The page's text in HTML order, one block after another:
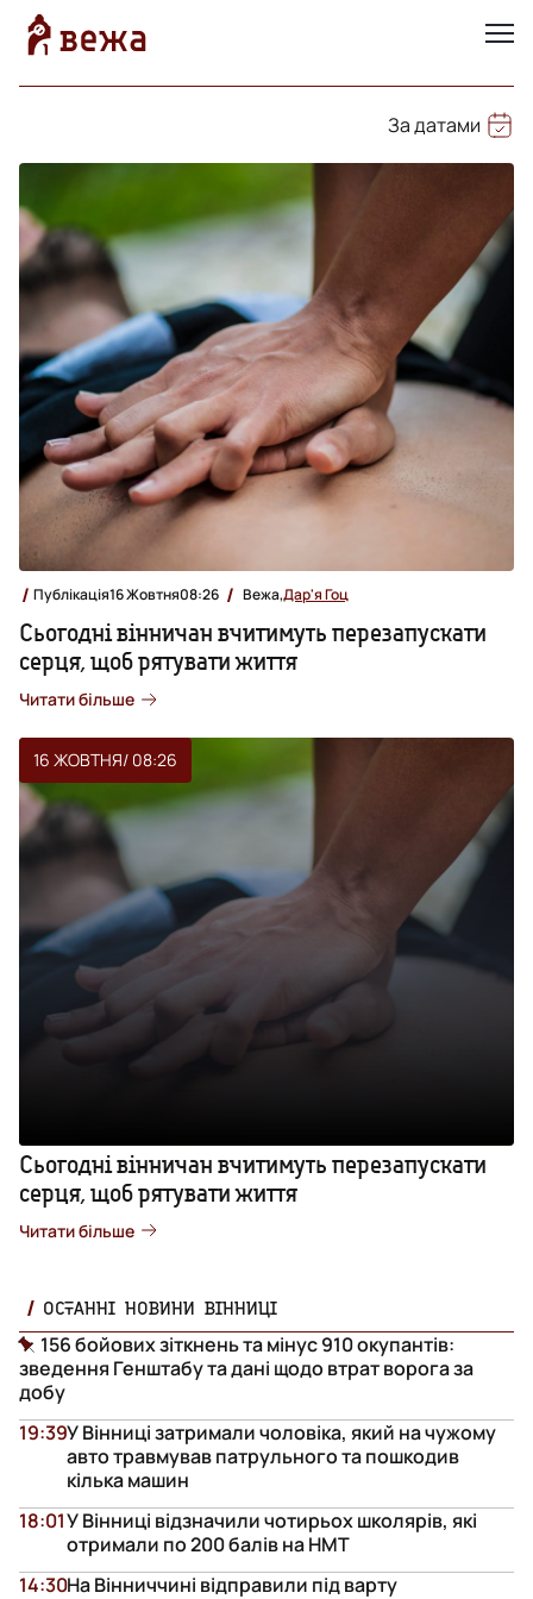
За датами
Публікація16 Жовтня08:26 Вежа,Дар'я Гоц
Сьогодні вінничан вчитимуть перезапускати
серця, щоб рятувати життя
Читати більше
16 ЖОВТНЯ/ 08:26
Сьогодні вінничан вчитимуть перезапускати
серця, щоб рятувати життя
Читати більше
ОСТАННІ НОВИНИ ВІННИЦІ
156 бойових зіткнень та мінус 910 окупантів:
зведення Генштабу та дані щодо втрат ворога за
добу
У Вінниці затримали чоловіка, який на чужому
авто травмував патрульного та пошкодив
кілька машин
19:39
У Вінниці відзначили чотирьох школярів, які
отримали по 200 балів на НМТ
18:01
На Вінниччині відправили під варту
14:30